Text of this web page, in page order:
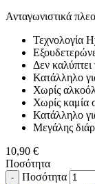
Ανταγωνιστικά
Τεχνολογία
Δεν
Κατάλληλο
Χωρίς
Χωρίς καμία
Κατάλληλο
Μεγάλης
10,90 €
Ποσότητα
Ποσότητα